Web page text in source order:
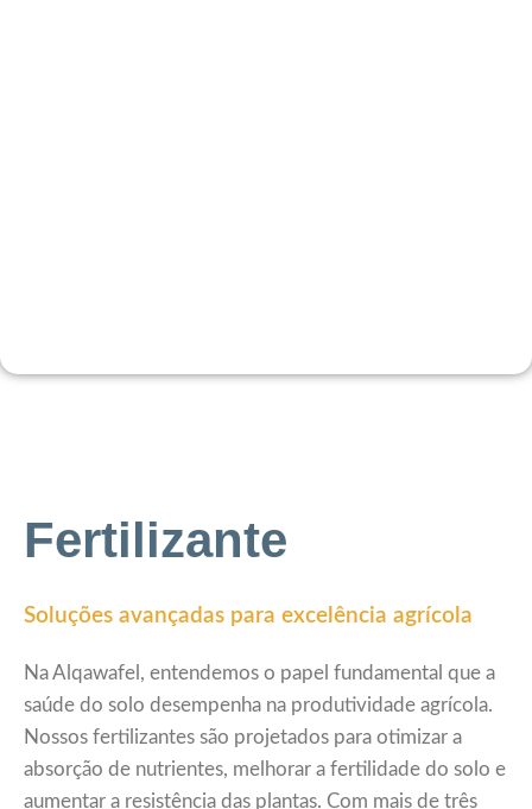
Fertilizante
Soluções avançadas para excelência agrícola
Na Alqawafel, entendemos o papel fundamental que a
saúde do solo desempenha na produtividade agrícola.
Nossos fertilizantes são projetados para otimizar a
absorção de nutrientes, melhorar a fertilidade do solo e
aumentar a resistência das plantas. Com mais de três